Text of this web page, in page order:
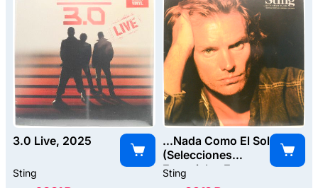
3.0 Live, 2025
Sting
...Nada Como El Sol
(Selecciones
Especiales En
Espanol Y
Sting